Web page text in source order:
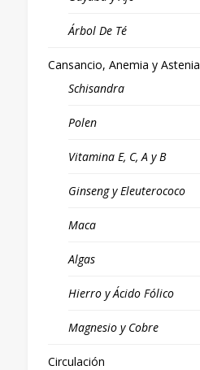
Árbol De Té
Cansancio, Anemia y Astenia
Schisandra
Polen
Vitamina E, C, A y B
Ginseng y Eleuterococo
Maca
Algas
Hierro y Ácido Fólico
Magnesio y Cobre
Circulación